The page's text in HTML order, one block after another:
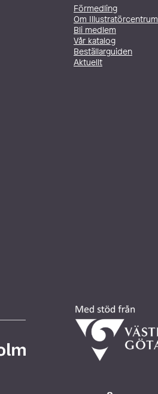
Förmedling
Om Illustratörcentrum
Bli medlem
Vår katalog
Beställarguiden
Aktuellt